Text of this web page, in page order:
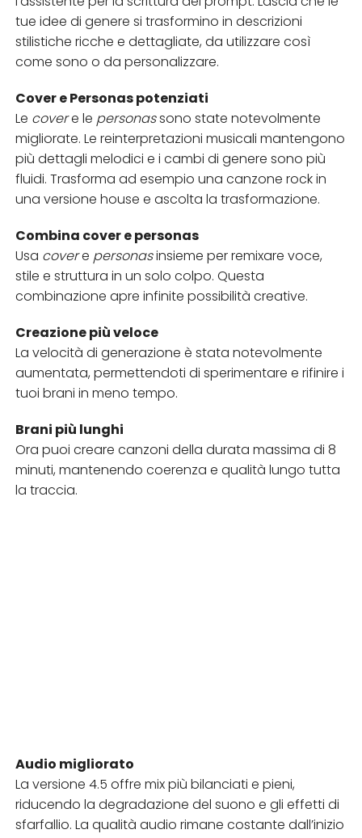
tue idee di genere si trasformino in descrizioni
stilistiche ricche e dettagliate, da utilizzare così
come sono o da personalizzare.
Cover e Personas potenziati
Le covere le personassono state notevolmente
migliorate. Le reinterpretazioni musicali mantengono
più dettagli melodici e i cambi di genere sono più
fluidi. Trasforma ad esempio una canzone rock in
una versione house e ascolta la trasformazione.
Combina cover e personas
Usa covere personasinsieme per remixare voce,
stile e struttura in un solo colpo. Questa
combinazione apre infinite possibilità creative.
Creazione più veloce
La velocità di generazione è stata notevolmente
aumentata, permettendoti di sperimentare e rifinire i
tuoi brani in meno tempo.
Brani più lunghi
Ora puoi creare canzoni della durata massima di 8
minuti, mantenendo coerenza e qualità lungo tutta
la traccia.
Audio migliorato
La versione 4.5 offre mix più bilanciati e pieni,
riducendo la degradazione del suono e gli effetti di
sfarfallio. La qualità audio rimane costante dall’inizio